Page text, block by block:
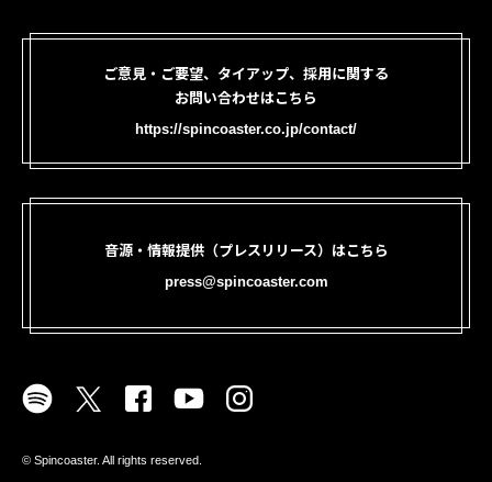
ご意見・ご要望、タイアップ、採用に関する
お問い合わせはこちら
https://spincoaster.co.jp/contact/
音源・情報提供（プレスリリース）はこちら
press@spincoaster.com
©︎ Spincoaster. All rights reserved.